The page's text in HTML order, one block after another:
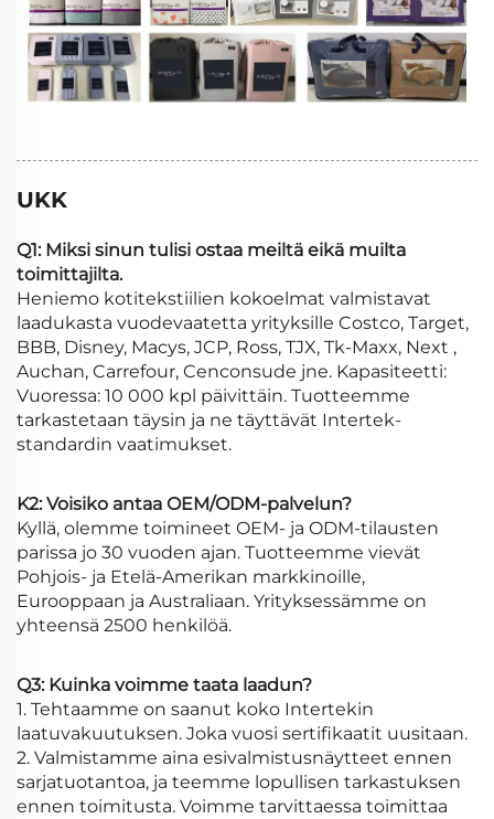
UKK
Q1: Miksi sinun tulisi ostaa meiltä eikä muilta
toimittajilta.
Heniemo kotitekstiilien kokoelmat valmistavat
laadukasta vuodevaatetta yrityksille Costco, Target,
BBB, Disney, Macys, JCP, Ross, TJX, Tk-Maxx, Next ,
Auchan, Carrefour, Cenconsude jne. Kapasiteetti:
Vuoressa: 10 000 kpl päivittäin. Tuotteemme
tarkastetaan täysin ja ne täyttävät Intertek-
standardin vaatimukset.
K2: Voisiko antaa OEM/ODM-palvelun?
Kyllä, olemme toimineet OEM- ja ODM-tilausten
parissa jo 30 vuoden ajan. Tuotteemme vievät
Pohjois- ja Etelä-Amerikan markkinoille,
Eurooppaan ja Australiaan. Yrityksessämme on
yhteensä 2500 henkilöä.
Q3: Kuinka voimme taata laadun?
1. Tehtaamme on saanut koko Intertekin
laatuvakuutuksen. Joka vuosi sertifikaatit uusitaan.
2. Valmistamme aina esivalmistusnäytteet ennen
sarjatuotantoa, ja teemme lopullisen tarkastuksen
ennen toimitusta. Voimme tarvittaessa toimittaa